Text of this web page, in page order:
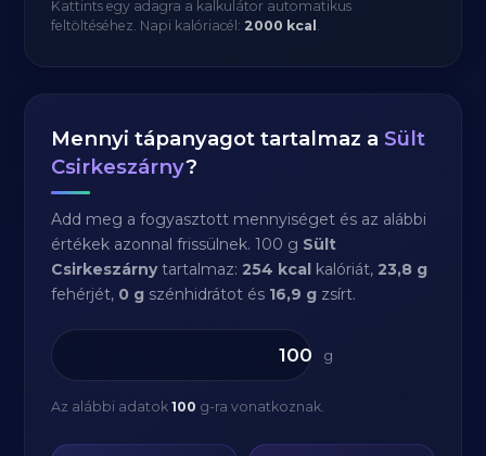
Kattints egy adagra a kalkulátor automatikus
feltöltéséhez. Napi kalóriacél: 2000 kcal .
Mennyi tápanyagot tartalmaz a Sült
Csirkeszárny?
Add meg a fogyasztott mennyiséget és az alábbi
értékek azonnal frissülnek. 100 g Sült
Csirkeszárnytartalmaz:254 kcal kalóriát,23,8 g
fehérjét, 0 g szénhidrátot és 16,9 g zsírt.
g
Az alábbi adatok100 g-ra vonatkoznak.